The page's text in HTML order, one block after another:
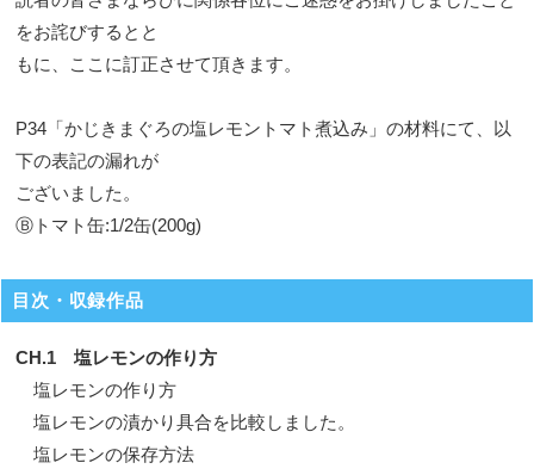
をお詫びするとと
もに、ここに訂正させて頂きます。
P34「かじきまぐろの塩レモントマト煮込み」の材料にて、以
下の表記の漏れが
ございました。
Ⓑトマト缶:1/2缶(200g)
目次・収録作品
CH.1 塩レモンの作り方
塩レモンの作り方
塩レモンの漬かり具合を比較しました。
塩レモンの保存方法